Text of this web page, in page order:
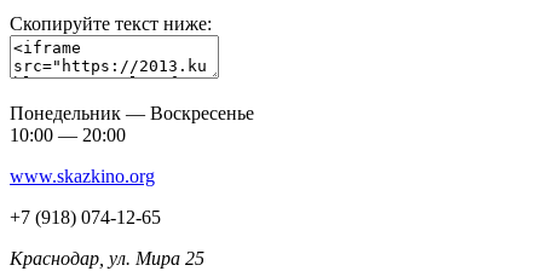
Скопируйте текст ниже:
Понедельник — Воскресенье
10:00 — 20:00
www.skazkino.org
+7 (918) 074-12-65
Краснодар, ул. Мира 25